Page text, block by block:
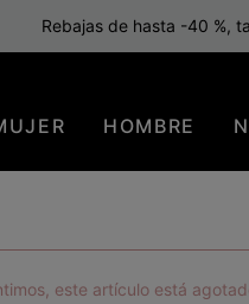
Rebajas de hasta -40 %,
HOMBRE
este artículo está